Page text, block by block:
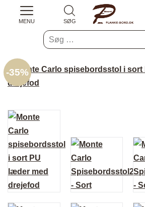
Søg
efter:
MENU SØG
-35%